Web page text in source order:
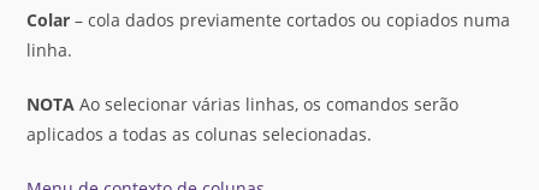
Colar – cola dados previamente cortados ou copiados numa
linha.
NOTA Ao selecionar várias linhas, os comandos serão
aplicados a todas as colunas selecionadas.